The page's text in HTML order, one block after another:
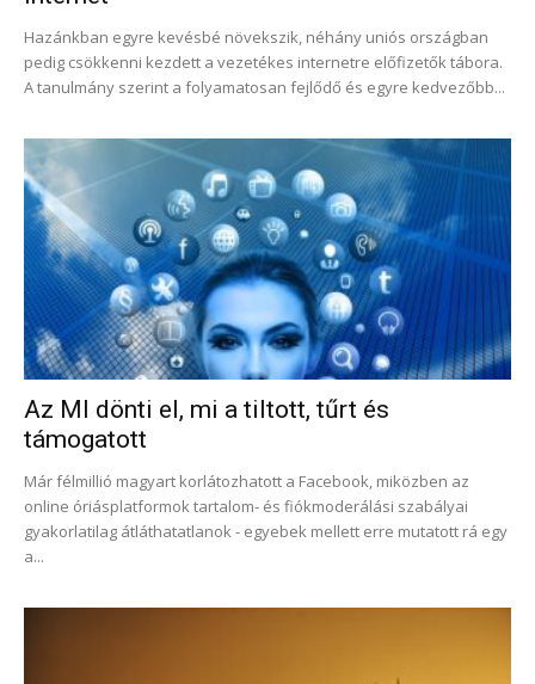
Hazánkban egyre kevésbé növekszik, néhány uniós országban
pedig csökkenni kezdett a vezetékes internetre előfizetők tábora.
A tanulmány szerint a folyamatosan fejlődő és egyre kedvezőbb...
Az MI dönti el, mi a tiltott, tűrt és
támogatott
Már félmillió magyart korlátozhatott a Facebook, miközben az
online óriásplatformok tartalom- és fiókmoderálási szabályai
gyakorlatilag átláthatatlanok - egyebek mellett erre mutatott rá egy
a...